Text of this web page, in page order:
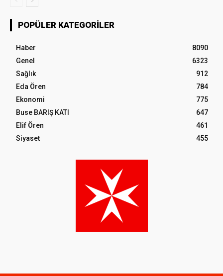
POPÜLER KATEGORILER
Haber
8090
Genel
6323
Sağlık
912
Eda Ören
784
Ekonomi
775
Buse BARIŞ KATI
647
Elif Ören
461
Siyaset
455